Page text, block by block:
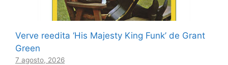
Verve reedita ‘His Majesty King Funk’ de Grant
Green
7 agosto, 2026